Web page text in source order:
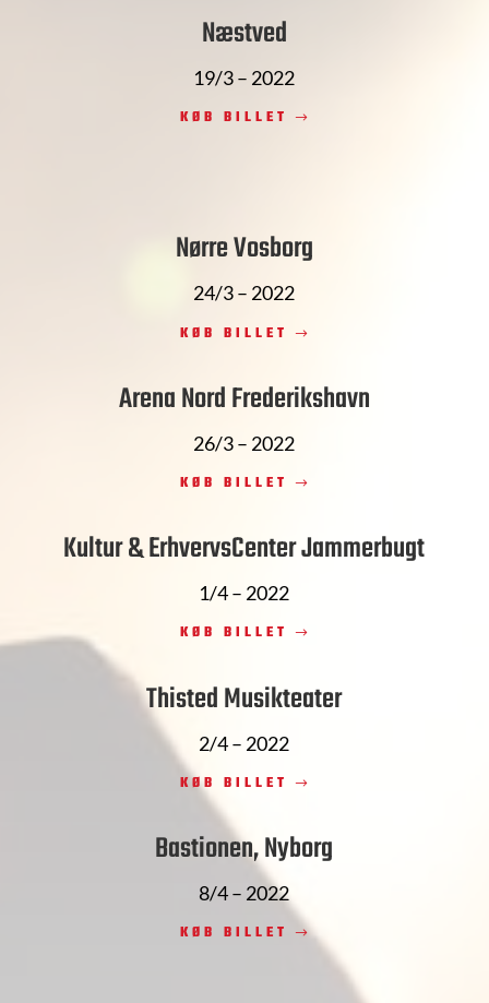
Næstved
19/3 – 2022
KØB BILLET
Nørre Vosborg
24/3 – 2022
KØB BILLET
Arena Nord Frederikshavn
26/3 – 2022
KØB BILLET
Kultur & ErhvervsCenter Jammerbugt
1/4 – 2022
KØB BILLET
Thisted Musikteater
2/4 – 2022
KØB BILLET
Bastionen, Nyborg
8/4 – 2022
KØB BILLET